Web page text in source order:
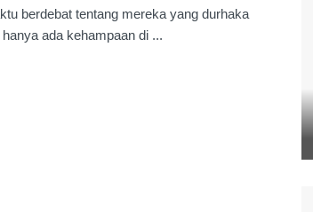
berdebat tentang mereka yang durhaka
ada kehampaan di ...